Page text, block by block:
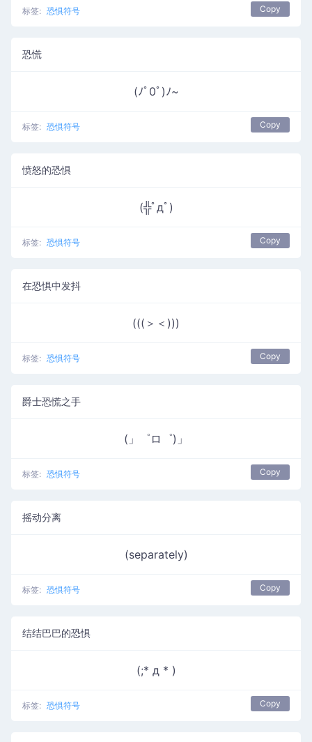
标签: 恐惧符号 Copy
恐慌
(ﾉﾟ0ﾟ)ﾉ~
标签: 恐惧符号 Copy
愤怒的恐惧
(╬ﾟдﾟ)
标签: 恐惧符号 Copy
在恐惧中发抖
(((＞＜)))
标签: 恐惧符号 Copy
爵士恐慌之手
(」゜ロ゜)」
标签: 恐惧符号 Copy
摇动分离
(separately)
标签: 恐惧符号 Copy
结结巴巴的恐惧
(;* д * )
标签: 恐惧符号 Copy